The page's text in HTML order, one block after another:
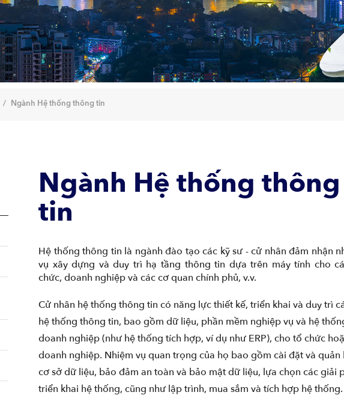
Ngành Hệ thống thông tin
Ngành Hệ thống thông
tin
Hệ thống thông tin là ngành đào tạo các kỹ sư - cử nhân đảm nhận
vụ xây dựng và duy trì hạ tầng thông tin dựa trên máy tính cho
chức, doanh nghiệp và các cơ quan chính phủ, v.v.
Cử nhân hệ thống thông tin có năng lực thiết kế, triển khai và duy trì
hệ thống thông tin, bao gồm dữ liệu, phần mềm nghiệp vụ và hệ
doanh nghiệp (như hệ thống tích hợp, ví dụ như ERP), cho tổ chức
doanh nghiệp. Nhiệm vụ quan trọng của họ bao gồm cài đặt và quản
cơ sở dữ liệu, bảo đảm an toàn và bảo mật dữ liệu, lựa chọn các giải
triển khai hệ thống, cũng như lập trình, mua sắm và tích hợp hệ thống.